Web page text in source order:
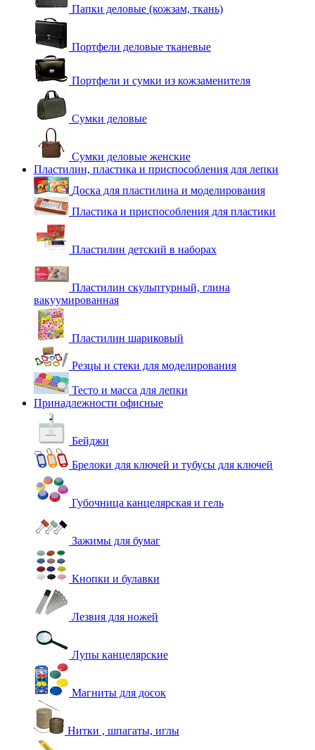
Папки деловые (кожзам, ткань)
Портфели деловые тканевые
Портфели и сумки из кожзаменителя
Сумки деловые
Сумки деловые женские
Пластилин, пластика и приспособления для лепки
Доска для пластилина и моделирования
Пластика и приспособления для пластики
Пластилин детский в наборах
Пластилин скульптурный, глина
вакуумированная
Пластилин шариковый
Резцы и стеки для моделирования
Тесто и масса для лепки
Принадлежности офисные
Бейджи
Брелоки для ключей и тубусы для ключей
Губочница канцелярская и гель
Зажимы для бумаг
Кнопки и булавки
Лезвия для ножей
Лупы канцелярские
Магниты для досок
Нитки , шпагаты, иглы